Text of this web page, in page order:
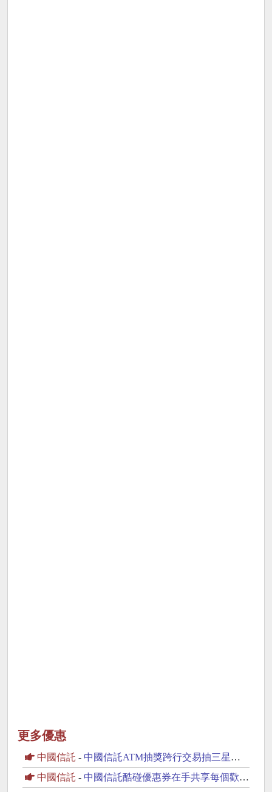
更多優惠
中國信託 - 中國信託ATM抽獎跨行交易抽三星旗艦手機，加碼抽萬點OP點數
中國信託 - 中國信託酷碰優惠券在手共享每個歡樂時刻天天優惠價